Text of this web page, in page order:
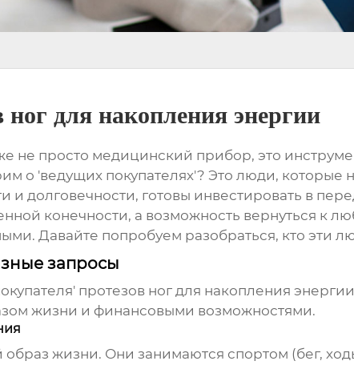
для накопления энергии
не просто медицинский прибор, это
о 'ведущих покупателях'? Это люди, которые
и долговечности, готовы инвестировать в
конечности, а возможность вернуться к
Давайте попробуем разобраться, кто эти
запросы
протезов ног для накопления
жизни и финансовыми возможностями.
жизни. Они занимаются спортом (бег,